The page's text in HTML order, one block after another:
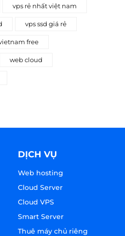
vps rẻ nhất việt nam
vps ssd giá rẻ
free
web cloud
DỊCH VỤ
Web hosting
Cloud Server
Cloud VPS
Smart Server
Thuê máy chủ riêng